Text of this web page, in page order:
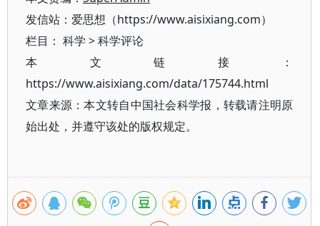
发信站：爱思想（https://www.aisixiang.com）
栏目： 科学 >科学评论
本文链接：
https://www.aisixiang.com/data/175744.html
文章来源：本文转自中国社会科学报，转载请注明原
始出处，并遵守该处的版权规定。